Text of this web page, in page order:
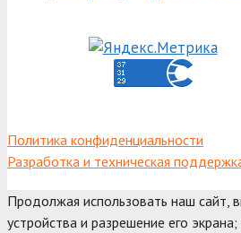
Политика конфиденциальности
Разработка и техническая
Продолжая использовать наш сайт,
устройства и разрешение его